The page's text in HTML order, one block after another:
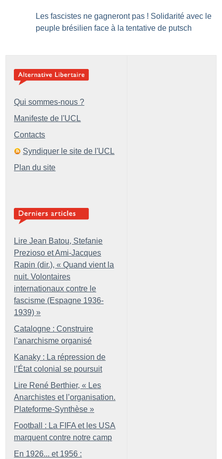
Les fascistes ne gagneront pas ! Solidarité avec le
peuple brésilien face à la tentative de putsch
Qui sommes-nous ?
Manifeste de l'UCL
Contacts
Syndiquer le site de l'UCL
Plan du site
Lire Jean Batou, Stefanie
Prezioso et Ami-Jacques
Rapin (dir.), « Quand vient la
nuit. Volontaires
internationaux contre le
fascisme (Espagne 1936-
1939) »
Catalogne : Construire
l’anarchisme organisé
Kanaky : La répression de
l’État colonial se poursuit
Lire René Berthier, « Les
Anarchistes et l’organisation.
Plateforme-Synthèse »
Football : La FIFA et les USA
marquent contre notre camp
En 1926... et 1956 :